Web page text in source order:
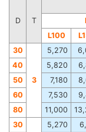
D T
L100
L1
30
3
5,270
40
5,820
50
7,180
60
7,530
80
11,000
30
5,270